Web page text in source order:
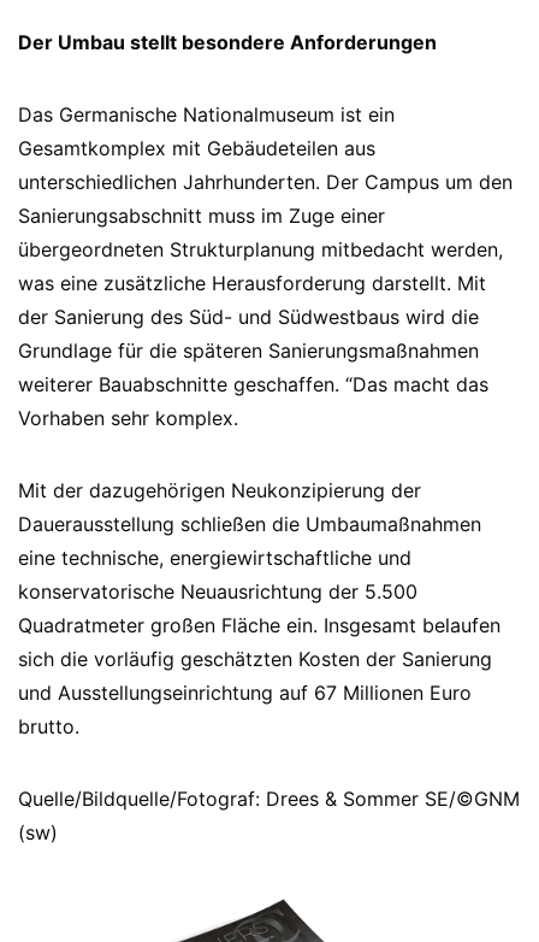
Der Umbau stellt besondere Anforderungen
Das Germanische Nationalmuseum ist ein
Gesamtkomplex mit Gebäudeteilen aus
unterschiedlichen Jahrhunderten. Der Campus um den
Sanierungsabschnitt muss im Zuge einer
übergeordneten Strukturplanung mitbedacht werden,
was eine zusätzliche Herausforderung darstellt. Mit
der Sanierung des Süd- und Südwestbaus wird die
Grundlage für die späteren Sanierungsmaßnahmen
weiterer Bauabschnitte geschaffen. “Das macht das
Vorhaben sehr komplex.
Mit der dazugehörigen Neukonzipierung der
Dauerausstellung schließen die Umbaumaßnahmen
eine technische, energiewirtschaftliche und
konservatorische Neuausrichtung der 5.500
Quadratmeter großen Fläche ein. Insgesamt belaufen
sich die vorläufig geschätzten Kosten der Sanierung
und Ausstellungseinrichtung auf 67 Millionen Euro
brutto.
Quelle/Bildquelle/Fotograf: Drees & Sommer SE/©GNM
(sw)